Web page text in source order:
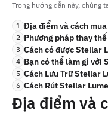
Trong hướng dẫn này, chúng
1 Địa điểm và cách
2 Phương pháp thay
3 Cách có được Stellar
4 Bạn có thể làm gì với
5 Cách Lưu Trữ Stellar
6 Cách Rút Stellar
Địa điểm và